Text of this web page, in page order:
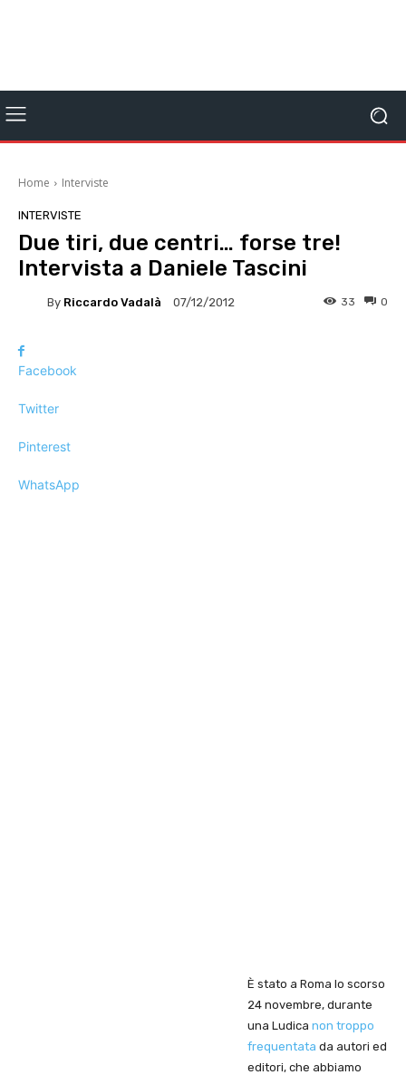
Home Interviste
INTERVISTE
Due tiri, due centri… forse tre!
Intervista a Daniele Tascini
By Riccardo Vadalà 07/12/2012 0
33
Facebook
Twitter
Pinterest
WhatsApp
È stato a Roma lo scorso
24 novembre, durante
una Ludica non troppo
frequentata da autori ed
editori, che abbiamo